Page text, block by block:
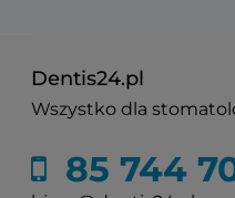
Dentis24.pl
Wszystko dla
85 744